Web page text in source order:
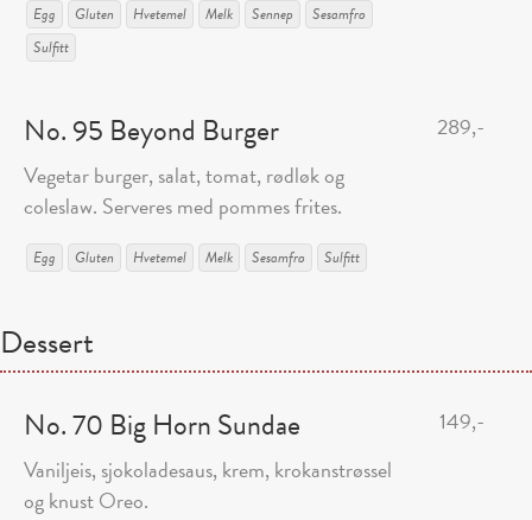
Egg Gluten Hvetemel Melk Sennep
Sesamfrø
Sulfitt
No. 95 Beyond Burger
Vegetar burger, salat, tomat, rødløk og
coleslaw. Serveres med pommes frites.
Egg Gluten Hvetemel Melk Sesamfrø Sulfitt
289,-
Dessert
No. 70 Big Horn Sundae
Vaniljeis, sjokoladesaus, krem, krokanstrøssel
og knust Oreo.
149,-